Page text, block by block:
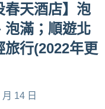
天酒店】泡
滿；順遊北
行(2022年更
14 日